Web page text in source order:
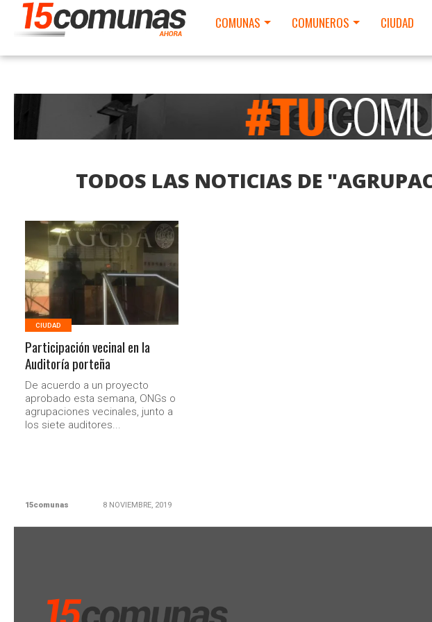
COMUNAS COMUNEROS CIUDAD
TODOS LAS NOTICIAS DE
LEER MAS
CIUDAD
Participación vecinal en la
Auditoría porteña
De acuerdo a un proyecto
aprobado esta semana, ONGs o
agrupaciones vecinales, junto a
los siete auditores...
15comunas 8 NOVIEMBRE, 2019